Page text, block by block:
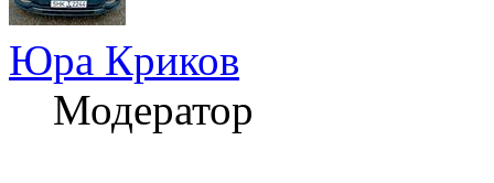
Юра Криков
Модератор